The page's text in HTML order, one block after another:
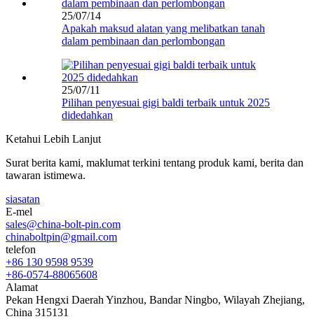
25/07/14
Apakah maksud alatan yang melibatkan tanah
dalam pembinaan dan perlombongan
25/07/11
Pilihan penyesuai gigi baldi terbaik untuk 2025
didedahkan
Ketahui Lebih Lanjut
Surat berita kami, maklumat terkini tentang produk kami, berita dan
tawaran istimewa.
siasatan
E-mel
sales@china-bolt-pin.com
chinaboltpin@gmail.com
telefon
+86 130 9598 9539
+86-0574-88065608
Alamat
Pekan Hengxi Daerah Yinzhou, Bandar Ningbo, Wilayah Zhejiang,
China 315131